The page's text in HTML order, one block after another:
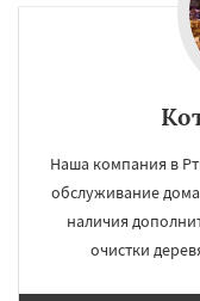
Наша компания в
обслуживание
наличия
очистки